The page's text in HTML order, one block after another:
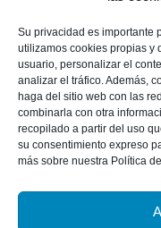
Su privacidad es importante
utilizamos cookies propias y
usuario, personalizar el
analizar el tráfico. Además,
haga del sitio web con las
combinarla con otra
recopilado a partir del uso
su consentimiento expreso
más sobre nuestra Política